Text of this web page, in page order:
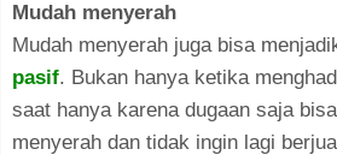
Mudah menyerah
Mudah menyerah juga bisa
pasif. Bukan hanya ketika
saat hanya karena dugaan saja
menyerah dan tidak ingin lagi